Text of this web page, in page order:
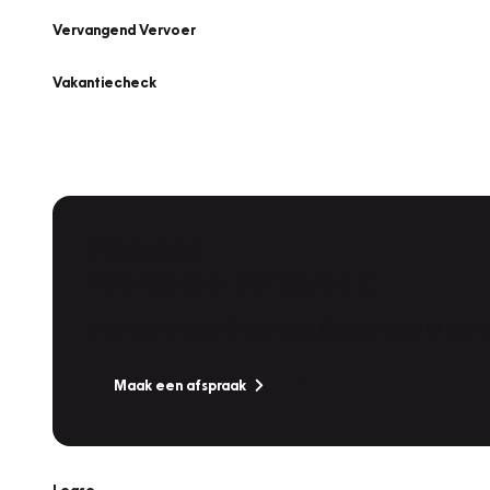
Vervangend Vervoer
Vakantiecheck
Maak een afspraak